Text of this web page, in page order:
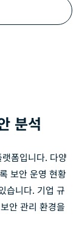
분석
폼입니다. 다양
보안 운영 현황
습니다. 기업 규
안 관리 환경을